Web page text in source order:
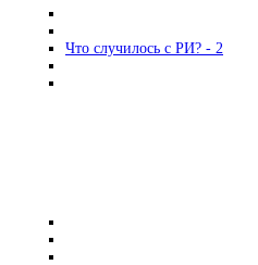
Что случилось с РИ? - 2